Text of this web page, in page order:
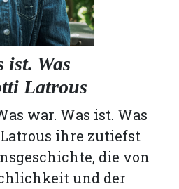
ist. Was
Latrous
war. Was ist. Was
ihre zutiefst
die von
und der